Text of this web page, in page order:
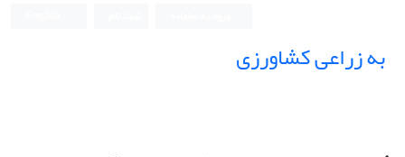
به زراعی کشاورزی